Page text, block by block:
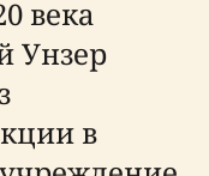
века
Унзер
в